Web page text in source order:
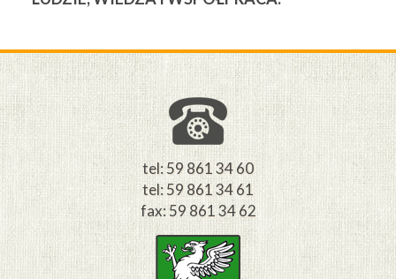
tel: 59 861 34 60
tel: 59 861 34 61
fax: 59 861 34 62